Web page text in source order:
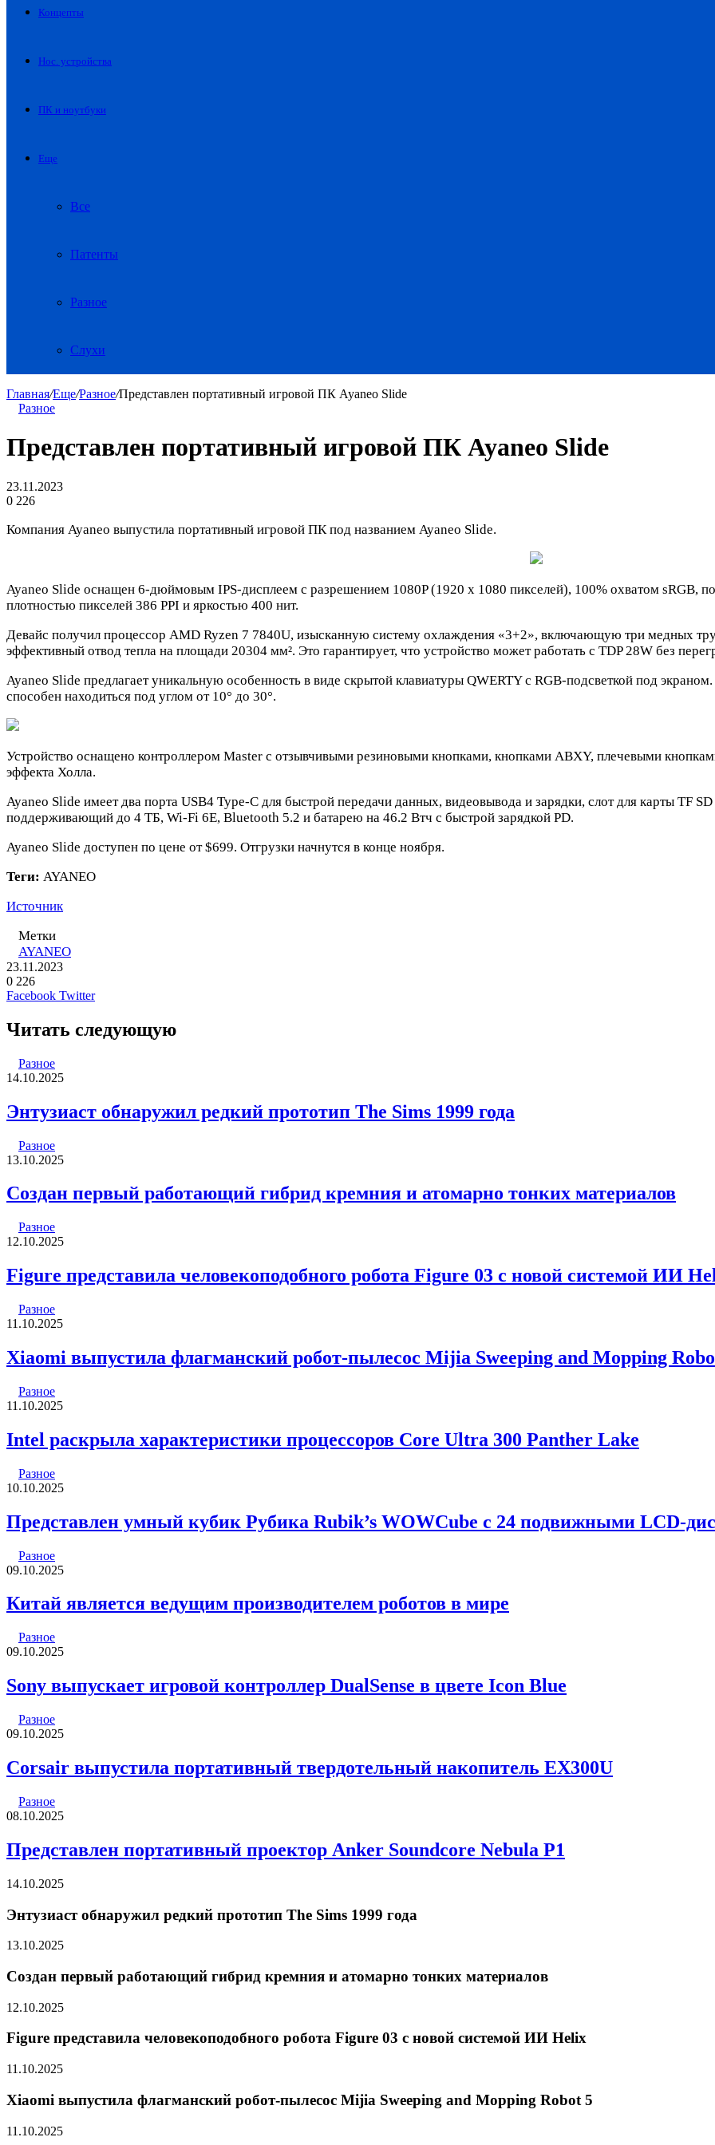
Концепты
Нос. устройства
ПК и ноутбуки
Еще
Все
Патенты
Разное
Слухи
Главная/Еще/Разное/Представлен портативный игровой ПК Ayaneo Slide
Разное
Представлен портативный игровой ПК Ayaneo Slide
23.11.2023
0 226
Компания Ayaneo выпустила портативный игровой ПК под названием Ayaneo Slide.
Ayaneo Slide оснащен 6-дюймовым IPS-дисплеем с разрешением 1080P (1920 x 1080 пикселей), 100% охватом sRGB,
плотностью пикселей 386 PPI и яркостью 400 нит.
Девайс получил процессор AMD Ryzen 7 7840U, изысканную систему охлаждения «3+2», включающую три медных
эффективный отвод тепла на площади 20304 мм². Это гарантирует, что устройство может работать с TDP 28W без
Ayaneo Slide предлагает уникальную особенность в виде скрытой клавиатуры QWERTY с RGB-подсветкой под
способен находиться под углом от 10° до 30°.
Устройство оснащено контроллером Master с отзывчивыми резиновыми кнопками, кнопками ABXY, плечевыми
эффекта Холла.
Ayaneo Slide имеет два порта USB4 Type-C для быстрой передачи данных, видеовывода и зарядки, слот для карты TF
поддерживающий до 4 ТБ, Wi-Fi 6E, Bluetooth 5.2 и батарею на 46.2 Втч с быстрой зарядкой PD.
Ayaneo Slide доступен по цене от $699. Отгрузки начнутся в конце ноября.
Теги: AYANEO
Источник
Метки
AYANEO
23.11.2023
0 226
Facebook TwitterLinkedIn
Pinterest
Вконтакте
Одноклассники
Skype
WhatsApp
Telegram
Viber
Читать следующую
Разное
14.10.2025
Энтузиаст обнаружил редкий прототип The Sims 1999 года
Разное
13.10.2025
Создан первый работающий гибрид кремния и атомарно тонких материалов
Разное
12.10.2025
Figure представила человекоподобного робота Figure 03 с новой системой ИИ
Разное
11.10.2025
Xiaomi выпустила флагманский робот-пылесос Mijia Sweeping and Mopping
Разное
11.10.2025
Intel раскрыла характеристики процессоров Core Ultra 300 Panther Lake
Разное
10.10.2025
Представлен умный кубик Рубика Rubik’s WOWCube с 24 подвижными LCD-
Разное
09.10.2025
Китай является ведущим производителем роботов в мире
Разное
09.10.2025
Sony выпускает игровой контроллер DualSense в цвете Icon Blue
Разное
09.10.2025
Corsair выпустила портативный твердотельный накопитель EX300U
Разное
08.10.2025
Представлен портативный проектор Anker Soundcore Nebula P1
14.10.2025
Энтузиаст обнаружил редкий прототип The Sims 1999 года
13.10.2025
Создан первый работающий гибрид кремния и атомарно тонких материалов
12.10.2025
Figure представила человекоподобного робота Figure 03 с новой системой ИИ Helix
11.10.2025
Xiaomi выпустила флагманский робот-пылесос Mijia Sweeping and Mopping Robot 5
11.10.2025